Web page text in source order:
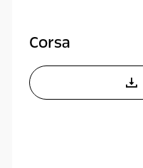
Corsa